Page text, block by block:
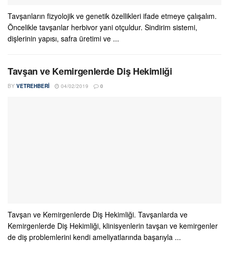
Tavşanların fizyolojik ve genetik özellikleri ifade etmeye çalışalım.
Öncelikle tavşanlar herbivor yani otçuldur. Sindirim sistemi,
dişlerinin yapısı, safra üretimi ve ...
Tavşan ve Kemirgenlerde Diş Hekimliği
BY VETREHBERI 04/02/2019 0
Tavşan ve Kemirgenlerde Diş Hekimliği. Tavşanlarda ve
Kemirgenlerde Diş Hekimliği, klinisyenlerin tavşan ve kemirgenler
de diş problemlerini kendi ameliyatlarında başarıyla ...